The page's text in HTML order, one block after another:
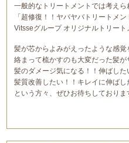
一般的なトリートメントでは考えら
「超修復！！ヤバヤバトリートメン
Vitsseグループ オリジナルトリート
髪が芯からよみがえったような感覚
絡まって梳かすのも大変だった髪が
髪のダメージ気になる！！伸ばし
髪質改善したい！！キレイに伸ばし
という方々、ぜひお待ちしておりま